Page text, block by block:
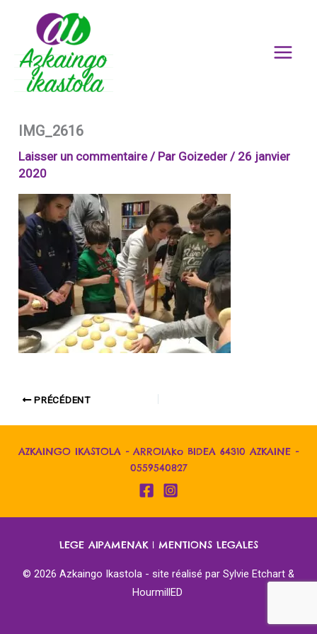
contenu
IMG_2616
Laisser un commentaire / Par Goizeder / 26 janvier
2020
PRÉCÉDENT
AZKAINGO IKASTOLA - ARROIAko BIDEA 64310 AZKAINE -
0559540827
LEGE AIPAMENAK| MENTIONS LEGALES
© 2026 Azkaingo Ikastola - site réalisé par Sylvie Etchart &
HourmillED